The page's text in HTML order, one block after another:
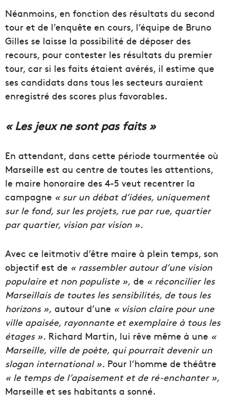
Néanmoins, en fonction des résultats du second
tour et de l’enquête en cours, l’équipe de Bruno
Gilles se laisse la possibilité de déposer des
recours, pour contester les résultats du premier
tour, car si les faits étaient avérés, il estime que
ses candidats dans tous les secteurs auraient
enregistré des scores plus favorables.
« Les jeux ne sont pas faits »
En attendant, dans cette période tourmentée où
Marseille est au centre de toutes les attentions,
le maire honoraire des 4-5 veut recentrer la
campagne « sur un débat d’idées, uniquement
sur le fond, sur les projets, rue par rue, quartier
par quartier, vision par vision ».
Avec ce leitmotiv d’être maire à plein temps, son
objectif est de « rassembler autour d’une vision
populaire et non populiste », de « réconcilier les
Marseillais de toutes les sensibilités, de tous les
horizons », autour d’une « vision claire pour une
ville apaisée, rayonnante et exemplaire à tous les
étages ». Richard Martin, lui rêve même à une «
Marseille, ville de poète, qui pourrait devenir un
slogan international ». Pour l’homme de théâtre
« le temps de l’apaisement et de ré-enchanter »,
Marseille et ses habitants a sonné.